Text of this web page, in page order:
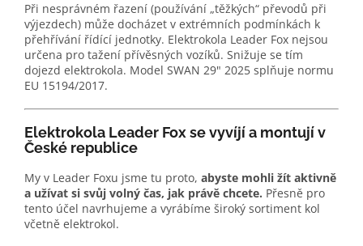
Při nesprávném řazení (používání „těžkých“ převodů při
výjezdech) může docházet v extrémních podmínkách k
přehřívání řídící jednotky. Elektrokola Leader Fox nejsou
určena pro tažení přívěsných vozíků. Snižuje se tím
dojezd elektrokola. Model SWAN 29" 2025 splňuje normu
EU 15194/2017.
Elektrokola Leader Fox se vyvíjí a montují v
České republice
My v Leader Foxu jsme tu proto, abyste mohli žít aktivně
a užívat si svůj volný čas, jak právě chcete. Přesně pro
tento účel navrhujeme a vyrábíme široký sortiment kol
včetně elektrokol.